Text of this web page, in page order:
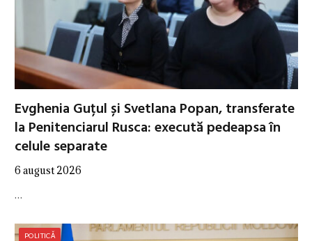
Evghenia Guțul și Svetlana Popan, transferate
la Penitenciarul Rusca: execută pedeapsa în
celule separate
6 august 2026
…
POLITICĂ